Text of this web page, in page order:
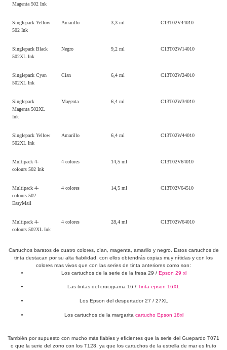
Magenta 502 Ink
Singlepack Yellow
502 Ink
Amarillo 3,3 ml C13T02V44010
Singlepack Black
502XL Ink
Negro 9,2 ml C13T02W14010
Singlepack Cyan
502XL Ink
Cian 6,4 ml C13T02W24010
Singlepack
Magenta 502XL
Ink
Magenta 6,4 ml C13T02W34010
Singlepack Yellow
502XL Ink
Amarillo 6,4 ml C13T02W44010
Multipack 4-
colours 502 Ink
4 colores 14,5 ml C13T02V64010
Multipack 4-
colours 502
EasyMail
4 colores 14,5 ml C13T02V64510
Multipack 4-
colours 502XL Ink
4 colores 28,4 ml C13T02W64010
Cartuchos baratos de cuatro colores, cían, magenta, amarillo y negro. Estos cartuchos de
tinta destacan por su alta fiabilidad, con ellos obtendrás copias muy nítidas y con los
colores mas vivos que con las series de tinta anteriores como son:
Los cartuchos de la serie de la fresa 29 / Epson 29 xl
Las tintas del crucigrama 16 / Tinta epson 16XL
Los Epson del despertador 27 / 27XL
Los cartuchos de la margarita cartucho Epson 18xl
También por supuesto con mucho más fiables y eficientes que la serie del Guepardo T071
o que la serie del zorro con los T128, ya que los cartuchos de la estrella de mar es fruto